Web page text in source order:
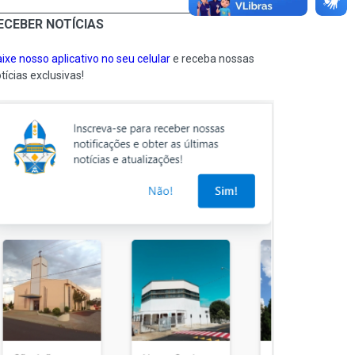
NOTÍCIAS
nosso aplicativo no seu celulare receba nossas
exclusivas!